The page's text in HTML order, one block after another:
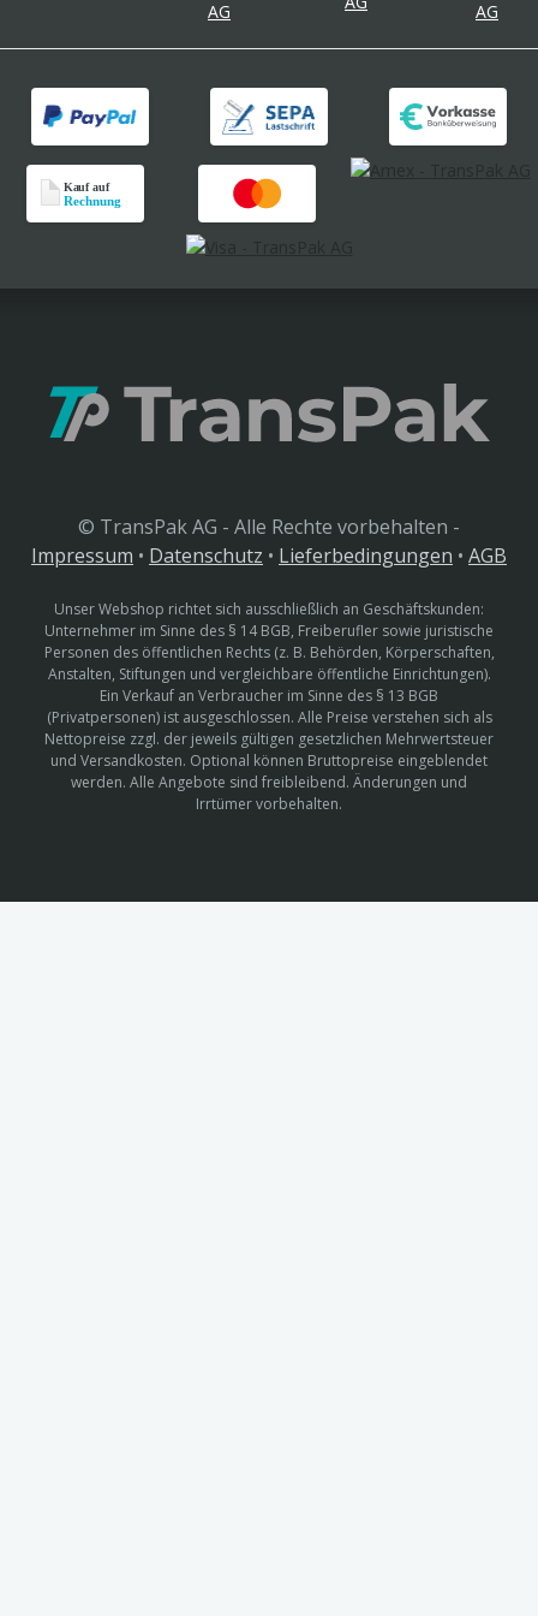
© TransPak AG - Alle Rechte vorbehalten -
Impressum • Datenschutz • Lieferbedingungen • AGB
Unser Webshop richtet sich ausschließlich an Geschäftskunden:
Unternehmer im Sinne des § 14 BGB, Freiberufler sowie juristische
Personen des öffentlichen Rechts (z. B. Behörden, Körperschaften,
Anstalten, Stiftungen und vergleichbare öffentliche Einrichtungen).
Ein Verkauf an Verbraucher im Sinne des § 13 BGB
(Privatpersonen) ist ausgeschlossen. Alle Preise verstehen sich als
Nettopreise zzgl. der jeweils gültigen gesetzlichen Mehrwertsteuer
und Versandkosten. Optional können Bruttopreise eingeblendet
werden. Alle Angebote sind freibleibend. Änderungen und
Irrtümer vorbehalten.